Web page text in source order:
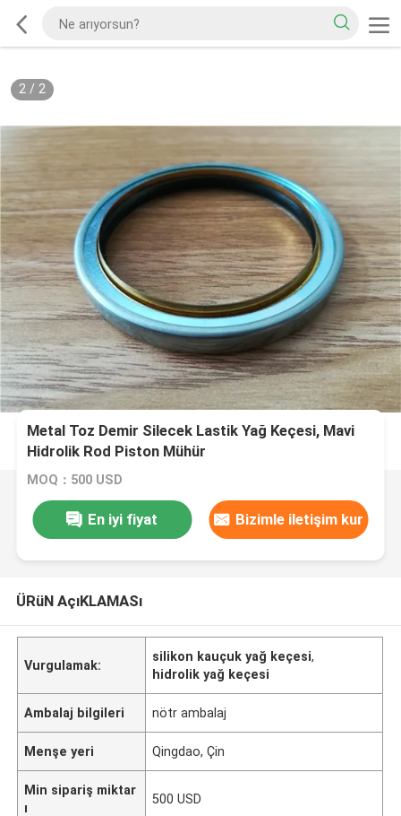
2/ 2
Metal Toz Demir Silecek Lastik Yağ Keçesi, Mavi
Hidrolik Rod Piston Mühür
MOQ：500 USD
En iyi fiyat Bizimle iletişim kur
ÜRüN AçıKLAMASı
Vurgulamak:
silikon kauçuk yağ keçesi,
hidrolik yağ keçesi
Ambalaj bilgileri nötr ambalaj
Menşe yeri Qingdao, Çin
Min sipariş miktar
ı
500 USD